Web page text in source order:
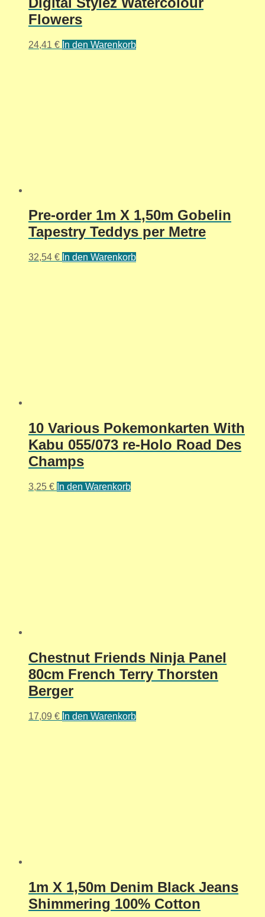
Flowers
24,41 € In den Warenkorb
Pre-order 1m X 1,50m Gobelin
Tapestry Teddys per Metre
32,54 € In den Warenkorb
10 Various Pokemonkarten With
Kabu 055/073 re-Holo Road Des
Champs
3,25 € In den Warenkorb
Chestnut Friends Ninja Panel
80cm French Terry Thorsten
Berger
17,09 € In den Warenkorb
1m X 1,50m Denim Black Jeans
Shimmering 100% Cotton